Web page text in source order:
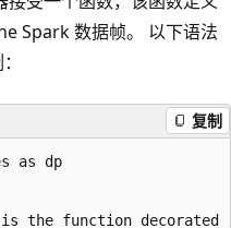
Spark 数据帧。 以下语法
复制
as dp
the function decorated